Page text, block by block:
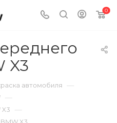
0
X3
автомобиля —
—
—